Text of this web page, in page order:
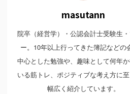
masutann
院卒（経営学）・公認会計士受験生
ー。10年以上行ってきた簿記などの
中心とした勉強や、趣味として何年
いる筋トレ、ポジティブな考え方に
幅広く紹介しています。